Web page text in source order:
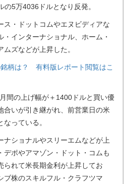
5万4036ドルとなり反発。
ス・ドットコムやエヌビディアな
インターナショナル、ホーム・
ズなどが上昇した。
柄は？ 有料版レポート閲覧はこ
間の上げ幅が＋1400ドルと買い優
合いが引き継がれ、前営業日の米
っている。
ナショナルやスリーエムなどが上
ポやアマゾン・ドット・コムも
られて米長期金利が上昇してお
ブ株のスキルフル・クラフツマ